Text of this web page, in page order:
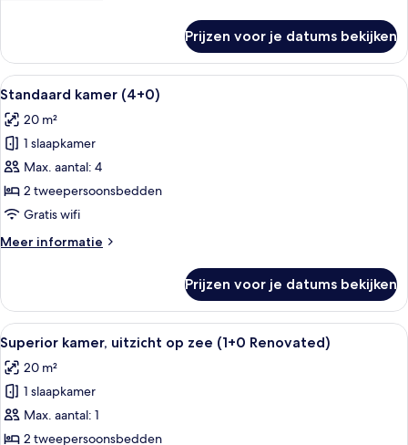
kamer
(3+0)
Prijzen voor je datums bekijken
Alle
foto's
voor
Standaard
kamer
(4+0)
laden
Een hotelkamer met een groot bed,
2
Standaard kamer (4+0)
20 m²
1 slaapkamer
Max. aantal: 4
2 tweepersoonsbedden
Gratis wifi
Meer informatie
Meer
kamer
(4+0)
Prijzen voor je datums bekijken
Alle
foto's
voor
Superior
kamer,
uitzicht
Een hotelkamer met een bed,
2
Superior kamer, uitzicht op zee (1+0 Renovated)
20 m²
1 slaapkamer
Max. aantal: 1
2 tweepersoonsbedden